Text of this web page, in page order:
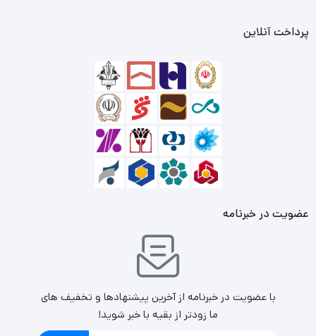
پرداخت آنلاین
عضویت در خبرنامه
با عضویت در خبرنامه از آخرین پیشنهادها و تخفیف های
ما زودتر از بقیه با خبر شوید!